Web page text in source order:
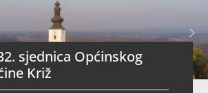
sjednica Općinskog
Križ